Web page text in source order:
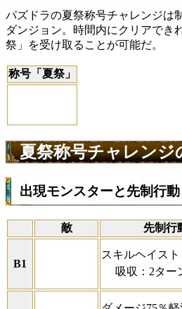
パズドラの夏祭称号チャレンジは
ダンジョン。時間内にクリアでき
祭」を受け取ることが可能だ。
称号「夏祭」
夏祭称号チャレンジ
出現モンスターと先制行動
敵 先制行
B1
スキルヘイス
吸収：2ター